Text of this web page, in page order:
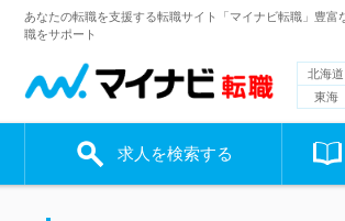
あなたの転職を支援する転職サイト「マイナビ転職」豊
職をサポート
北海道
東海
求人を検索する